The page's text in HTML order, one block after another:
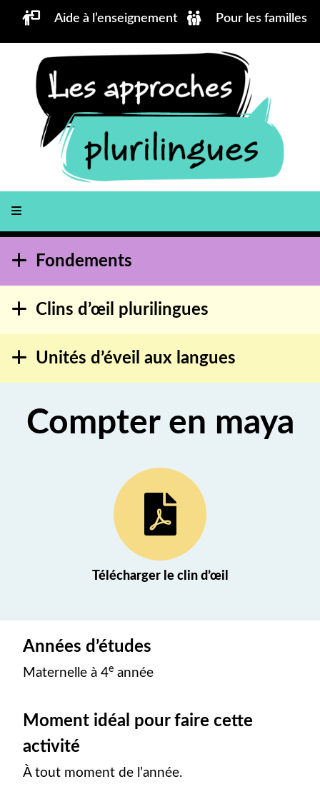
Aller au contenu principal
Aide à l’enseignement Pour les familles
Fondements
Clins d’œil plurilingues
Unités d’éveil aux langues
Compter en maya
Télécharger le clin d’œil
Années d’études
Maternelle à 4e année
Moment idéal pour faire cette
activité
À tout moment de l’année.